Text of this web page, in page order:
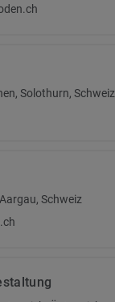
Solothurn, Schweiz
Schweiz